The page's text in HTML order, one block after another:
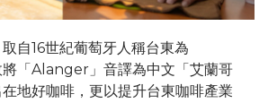
取自16世紀葡萄牙人稱台東為
將「Alanger」音譯為中文「艾蘭哥
地好咖啡，更以提升台東咖啡產業